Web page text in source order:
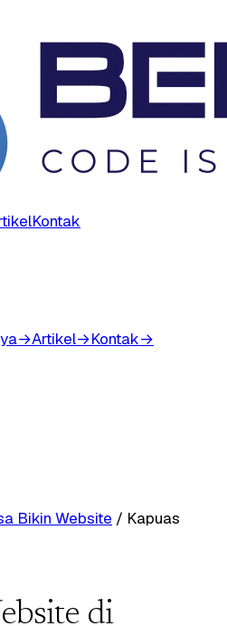
Kontak
→Artikel→Kontak→
Bikin Website / Kapuas
di